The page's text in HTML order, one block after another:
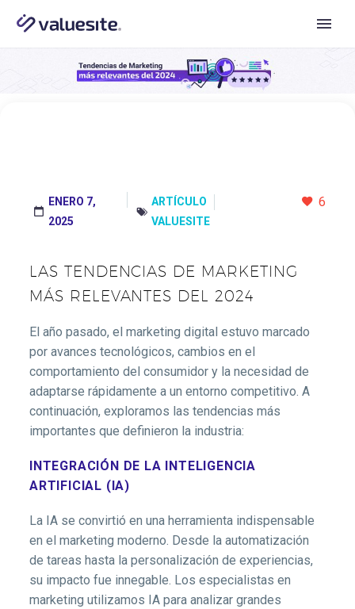
6


ENERO 7,
2025


ARTÍCULO
VALUESITE
LAS TENDENCIAS DE MARKETING
MÁS RELEVANTES DEL 2024
El año pasado, el marketing digital estuvo marcado
por avances tecnológicos, cambios en el
comportamiento del consumidor y la necesidad de
adaptarse rápidamente a un entorno competitivo. A
continuación, exploramos las tendencias más
importantes que definieron la industria:
INTEGRACIÓN DE LA INTELIGENCIA
ARTIFICIAL (IA)
La IA se convirtió en una herramienta indispensable
en el marketing moderno. Desde la automatización
de tareas hasta la personalización de experiencias,
su impacto fue innegable. Los especialistas en
marketing utilizamos IA para analizar grandes